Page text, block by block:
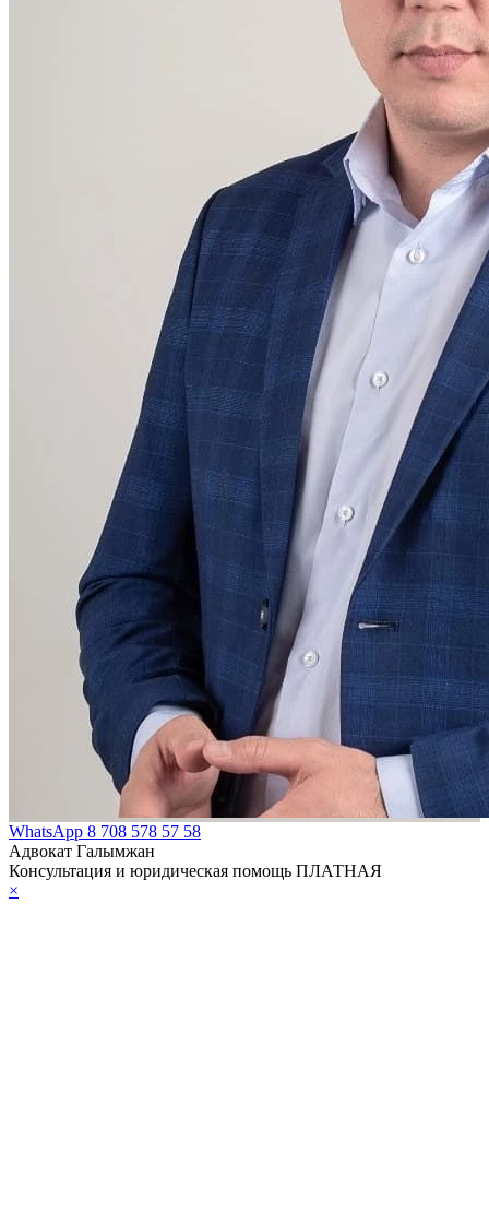
WhatsApp 8 708 578 57 58
Адвокат Галымжан
Консультация и юридическая помощь ПЛАТНАЯ
×